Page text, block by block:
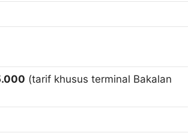
(tarif khusus terminal Bakalan